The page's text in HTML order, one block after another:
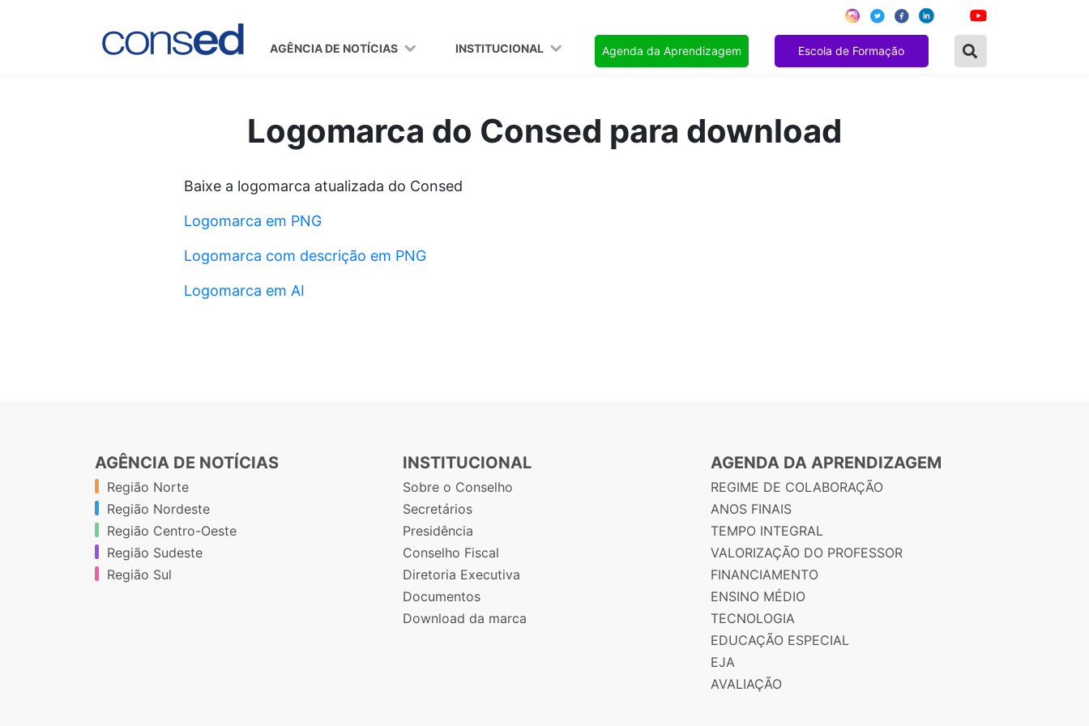
AGÊNCIA DE NOTÍCIAS INSTITUCIONAL Agenda da Aprendizagem Escola de Formação
Logomarca do Consed para download
Baixe a logomarca atualizada do Consed
Logomarca em PNG
Logomarca com descrição em PNG
Logomarca em AI
AGÊNCIA DE NOTÍCIAS
Região Norte
Região Nordeste
Região Centro-Oeste
Região Sudeste
Região Sul
INSTITUCIONAL
Sobre o Conselho
Secretários
Presidência
Conselho Fiscal
Diretoria Executiva
Documentos
Download da marca
AGENDA DA APRENDIZAGEM
REGIME DE COLABORAÇÃO
ANOS FINAIS
TEMPO INTEGRAL
VALORIZAÇÃO DO PROFESSOR
FINANCIAMENTO
ENSINO MÉDIO
TECNOLOGIA
EDUCAÇÃO ESPECIAL
EJA
AVALIAÇÃO